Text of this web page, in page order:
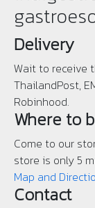
Delivery
Wait to receive
ThailandPost,
Robinhood.
Where to
Come to our
store is only 5
Map and
Contact